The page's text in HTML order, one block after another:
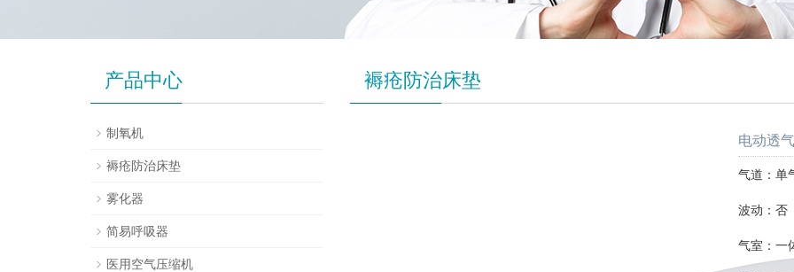
褥疮防治床垫
电动透
气道：单
波动：否
气室：一
产品中心
制氧机
褥疮防治床垫
雾化器
简易呼吸器
医用空气压缩机